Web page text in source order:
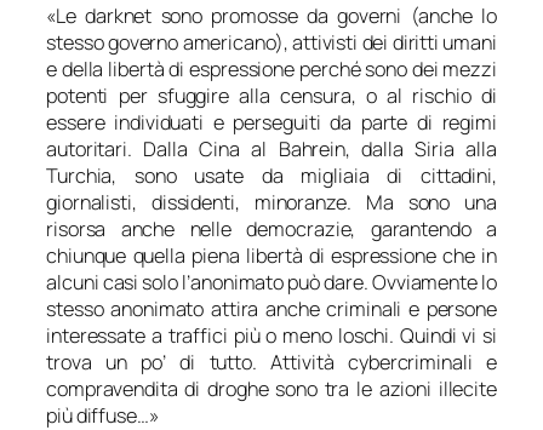
«Le darknet sono promosse da governi (anche lo
stesso governo americano), attivisti dei diritti umani
e della libertà di espressione perché sono dei mezzi
potenti per sfuggire alla censura, o al rischio di
essere individuati e perseguiti da parte di regimi
autoritari. Dalla Cina al Bahrein, dalla Siria alla
Turchia, sono usate da migliaia di cittadini,
giornalisti, dissidenti, minoranze. Ma sono una
risorsa anche nelle democrazie, garantendo a
chiunque quella piena libertà di espressione che in
alcuni casi solo l’anonimato può dare. Ovviamente lo
stesso anonimato attira anche criminali e persone
interessate a traffici più o meno loschi. Quindi vi si
trova un po’ di tutto. Attività cybercriminali e
compravendita di droghe sono tra le azioni illecite
più diffuse…»